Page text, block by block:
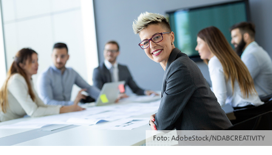
Foto: AdobeStock/NDABCREATIVITY